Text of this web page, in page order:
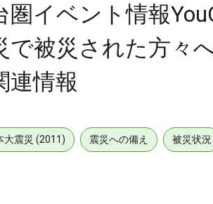
圏イベント情報
で被災された方々
連情報
大震災 (2011) 震災への備え 被災状況